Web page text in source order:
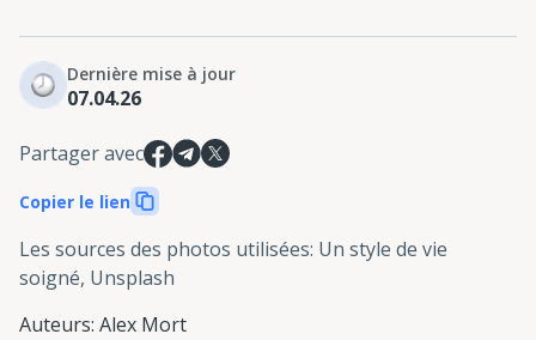
Dernière mise à jour
07.04.26
Partager avec
Copier le lien
Les sources des photos utilisées: Un style de vie
soigné, Unsplash
Auteurs: Alex Mort